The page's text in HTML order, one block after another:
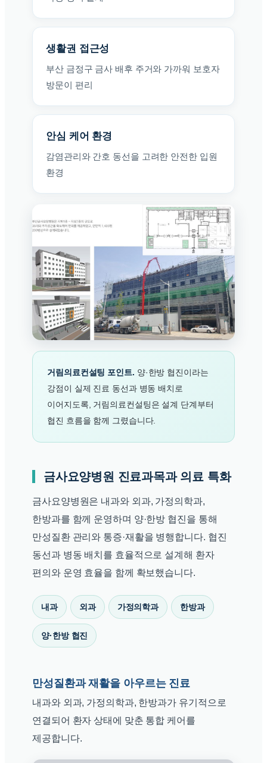
생활권 접근성
부산 금정구 금사 배후 주거와 가까워 보호자
방문이 편리
안심 케어 환경
감염관리와 간호 동선을 고려한 안전한 입원
환경
거림의료컨설팅 포인트. 양·한방 협진이라는
강점이 실제 진료 동선과 병동 배치로
이어지도록, 거림의료컨설팅은 설계 단계부터
협진 흐름을 함께 그렸습니다.
금사요양병원 진료과목과 의료 특화
금사요양병원은 내과와 외과, 가정의학과,
한방과를 함께 운영하며 양·한방 협진을 통해
만성질환 관리와 통증·재활을 병행합니다. 협진
동선과 병동 배치를 효율적으로 설계해 환자
편의와 운영 효율을 함께 확보했습니다.
내과 외과 가정의학과 한방과
양·한방 협진
만성질환과 재활을 아우르는 진료
내과와 외과, 가정의학과, 한방과가 유기적으로
연결되어 환자 상태에 맞춘 통합 케어를
제공합니다.